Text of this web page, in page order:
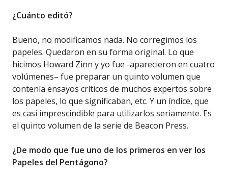
¿Cuánto editó?
Bueno, no modificamos nada. No corregimos los
papeles. Quedaron en su forma original. Lo que
hicimos Howard Zinn y yo fue -aparecieron en cuatro
volúmenes– fue preparar un quinto volumen que
contenía ensayos críticos de muchos expertos sobre
los papeles, lo que significaban, etc. Y un índice, que
es casi imprescindible para utilizarlos seriamente. Es
el quinto volumen de la serie de Beacon Press.
¿De modo que fue uno de los primeros en ver los
Papeles del Pentágono?